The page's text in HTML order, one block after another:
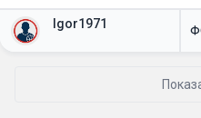
Igor1971